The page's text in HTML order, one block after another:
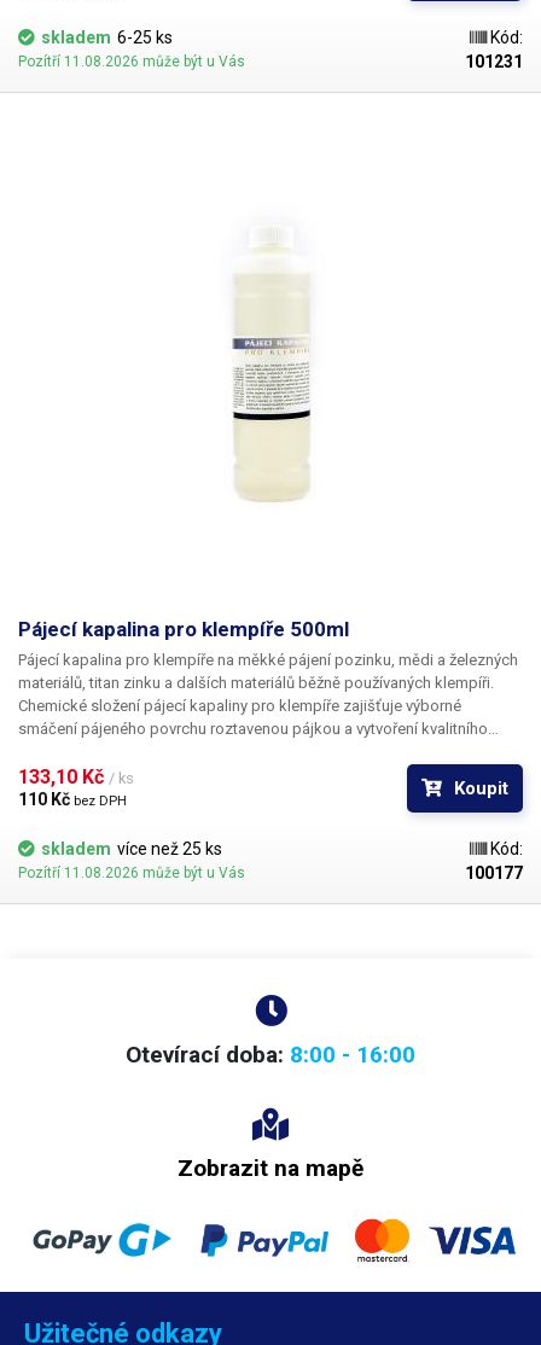
skladem 6-25 ks
Pozítří 11.08.2026 může být u Vás
Kód:
101231
Pájecí kapalina pro klempíře 500ml
Pájecí kapalina pro klempíře na měkké pájení pozinku, mědi a železných
materiálů, titan zinku a dalších materiálů běžně používaných klempíři.
Chemické složení pájecí kapaliny pro klempíře zajišťuje výborné
smáčení pájeného povrchu roztavenou pájkou a vytvoření kvalitního
oxidů a dalších nečistot a použít páječku s dostatečným výkonem. Po
dokončení spoje je doporučeno pájený materiál opláchnout vodou
133,10 Kč / ks
110 Kč bez DPH
Koupit
skladem více než 25 ks
Pozítří 11.08.2026 může být u Vás
Kód:
100177
Otevírací doba: 8:00 - 16:00
Zobrazit na mapě
Užitečné odkazy